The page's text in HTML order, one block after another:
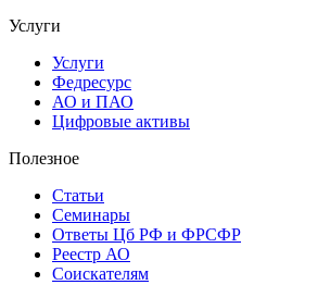
Услуги
Услуги
Федресурс
АО и ПАО
Цифровые активы
Полезное
Статьи
Cеминары
Ответы Цб РФ и ФРСФР
Реестр АО
Соискателям